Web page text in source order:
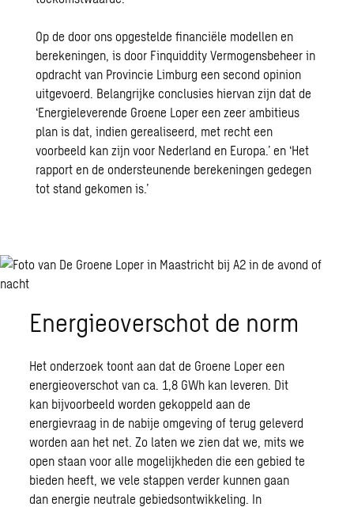
Op de door ons opgestelde financiële modellen en
berekeningen, is door Finquiddity Vermogensbeheer in
opdracht van Provincie Limburg een second opinion
uitgevoerd. Belangrijke conclusies hiervan zijn dat de
‘Energieleverende Groene Loper een zeer ambitieus
plan is dat, indien gerealiseerd, met recht een
voorbeeld kan zijn voor Nederland en Europa.’ en ‘Het
rapport en de ondersteunende berekeningen gedegen
tot stand gekomen is.’
Energieoverschot de norm
Het onderzoek toont aan dat de Groene Loper een
energieoverschot van ca. 1,8 GWh kan leveren. Dit
kan bijvoorbeeld worden gekoppeld aan de
energievraag in de nabije omgeving of terug geleverd
worden aan het net. Zo laten we zien dat we, mits we
open staan voor alle mogelijkheden die een gebied te
bieden heeft, we vele stappen verder kunnen gaan
dan energie neutrale gebiedsontwikkeling. In